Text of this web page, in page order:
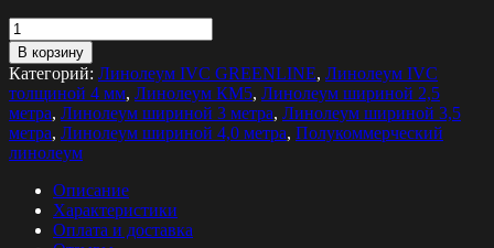
Количество
товара
Линолеум
GREENLINE
Fair
oaks
591
В корзину
Категорий: Линолеум IVC GREENLINE, Линолеум IVC
толщиной 4 мм, Линолеум КМ5, Линолеум шириной 2,5
метра, Линолеум шириной 3 метра, Линолеум шириной 3,5
метра, Линолеум шириной 4,0 метра, Полукоммерческий
линолеум
Описание
Характеристики
Оплата и доставка